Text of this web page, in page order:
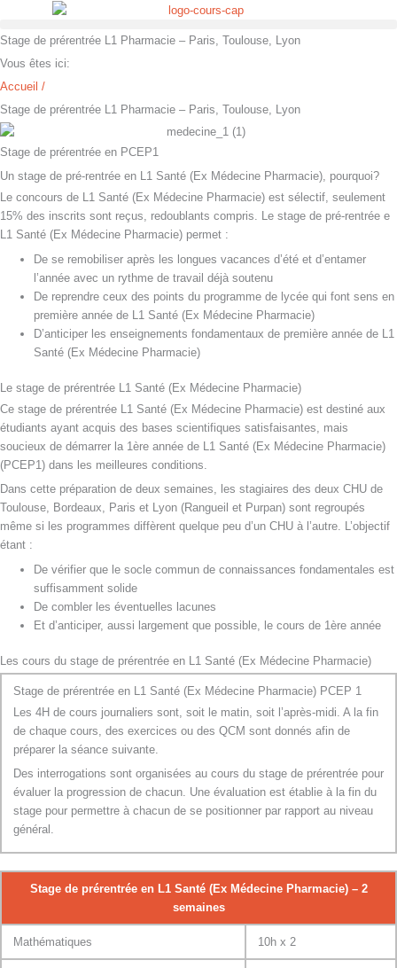
contenu
Stage de prérentrée L1 Pharmacie – Paris, Toulouse, Lyon
Vous êtes ici:
Accueil /
Stage de prérentrée L1 Pharmacie – Paris, Toulouse, Lyon
Stage de prérentrée en PCEP1
Un stage de pré-rentrée en L1 Santé (Ex Médecine Pharmacie), pourquoi?
Le concours de L1 Santé (Ex Médecine Pharmacie) est sélectif, seulement
15% des inscrits sont reçus, redoublants compris. Le stage de pré-rentrée e
L1 Santé (Ex Médecine Pharmacie) permet :
De se remobiliser après les longues vacances d’été et d’entamer
l’année avec un rythme de travail déjà soutenu
De reprendre ceux des points du programme de lycée qui font sens en
première année de L1 Santé (Ex Médecine Pharmacie)
D’anticiper les enseignements fondamentaux de première année de L1
Santé (Ex Médecine Pharmacie)
Le stage de prérentrée L1 Santé (Ex Médecine Pharmacie)
Ce stage de prérentrée L1 Santé (Ex Médecine Pharmacie) est destiné aux
étudiants ayant acquis des bases scientifiques satisfaisantes, mais
soucieux de démarrer la 1ère année de L1 Santé (Ex Médecine Pharmacie)
(PCEP1) dans les meilleures conditions.
Dans cette préparation de deux semaines, les stagiaires des deux CHU de
Toulouse, Bordeaux, Paris et Lyon (Rangueil et Purpan) sont regroupés
même si les programmes diffèrent quelque peu d’un CHU à l’autre. L’objectif
étant :
De vérifier que le socle commun de connaissances fondamentales est
suffisamment solide
De combler les éventuelles lacunes
Et d’anticiper, aussi largement que possible, le cours de 1ère année
Les cours du stage de prérentrée en L1 Santé (Ex Médecine Pharmacie)
Stage de prérentrée en L1 Santé (Ex Médecine Pharmacie) PCEP 1
Les 4H de cours journaliers sont, soit le matin, soit l’après-midi. A la fin
de chaque cours, des exercices ou des QCM sont donnés afin de
préparer la séance suivante.
Des interrogations sont organisées au cours du stage de prérentrée pour
évaluer la progression de chacun. Une évaluation est établie à la fin du
stage pour permettre à chacun de se positionner par rapport au niveau
général.
Stage de prérentrée en L1 Santé (Ex Médecine Pharmacie) – 2
semaines
Mathématiques 10h x 2